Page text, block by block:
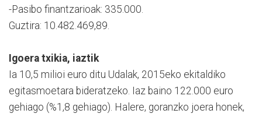
-Pasibo finantzarioak: 335.000.
Guztira: 10.482.469,89.
Igoera txikia, iaztik
Ia 10,5 milioi euro ditu Udalak, 2015eko ekitaldiko
egitasmoetara bideratzeko. Iaz baino 122.000 euro
gehiago (%1,8 gehiago). Halere, goranzko joera honek,